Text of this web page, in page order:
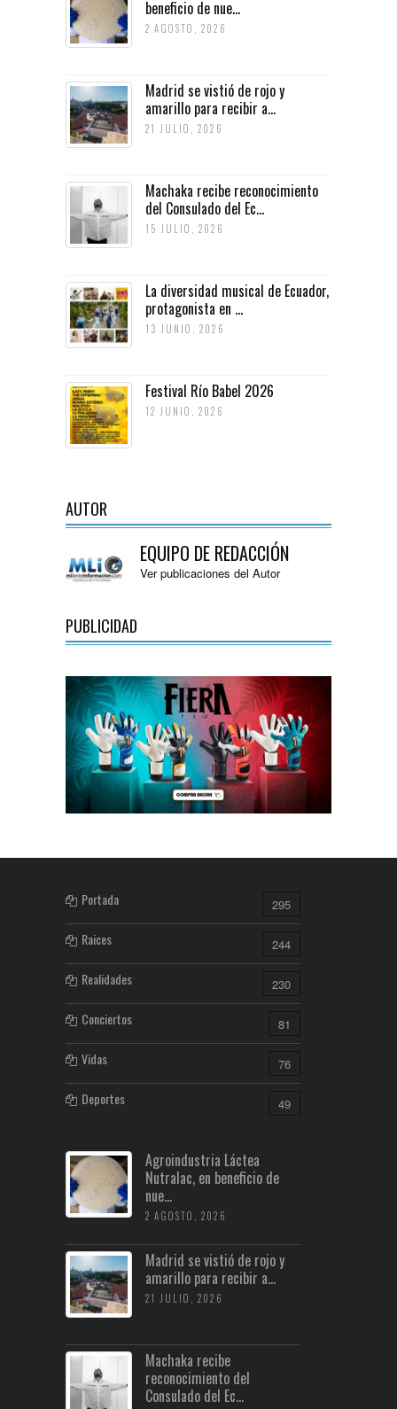
beneficio de nue...
2 AGOSTO, 2026
Madrid se vistió de rojo y
amarillo para recibir a...
21 JULIO, 2026
Machaka recibe reconocimiento
del Consulado del Ec...
15 JULIO, 2026
La diversidad musical de Ecuador,
protagonista en ...
13 JUNIO, 2026
Festival Río Babel 2026
12 JUNIO, 2026
AUTOR
EQUIPO DE REDACCIÓN
Ver publicaciones del Autor
PUBLICIDAD
Portada 295
Raices 244
Realidades 230
Conciertos 81
Vidas 76
Deportes 49
Agroindustria Láctea
Nutralac, en beneficio de
nue...
2 AGOSTO, 2026
Madrid se vistió de rojo y
amarillo para recibir a...
21 JULIO, 2026
Machaka recibe
reconocimiento del
Consulado del Ec...